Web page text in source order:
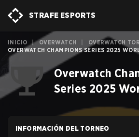
STRAFE ESPORTS
INICIO | OVERWATCH OVERWATCH
OVERWATCH CHAMPIONS SERIES 2025
Overwatch
Series 2025
INFORMACIÓN DEL TORNEO